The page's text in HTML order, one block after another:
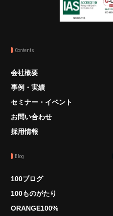
Contents
会社概要
事例・実績
セミナー・イベント
お問い合わせ
採用情報
Blog
100ブログ
100ものがたり
ORANGE100%